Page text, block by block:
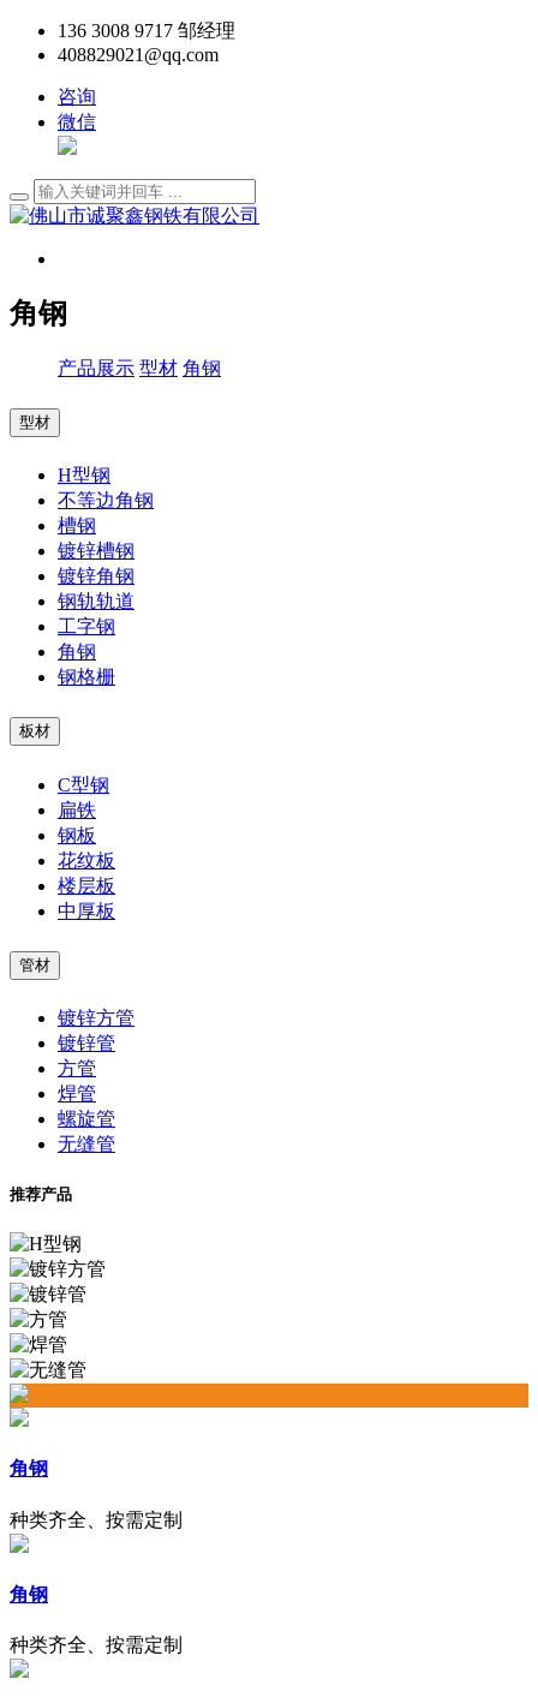
136 3008 9717 邹经理
408829021@qq.com
咨询
微信
角钢
产品展示 型材 角钢
型材
H型钢
不等边角钢
槽钢
镀锌槽钢
镀锌角钢
钢轨轨道
工字钢
角钢
钢格栅
板材
C型钢
扁铁
钢板
花纹板
楼层板
中厚板
管材
镀锌方管
镀锌管
方管
焊管
螺旋管
无缝管
推荐产品
角钢
种类齐全、按需定制
角钢
种类齐全、按需定制